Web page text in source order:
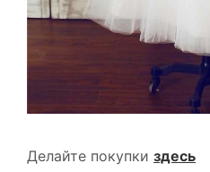
Делайте покупки здесь